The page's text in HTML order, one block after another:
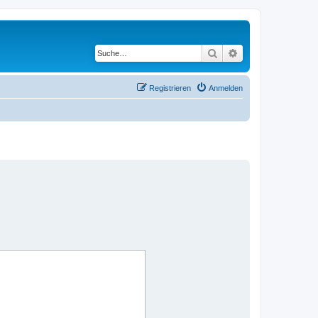
Suche
Anmelden
Registrieren